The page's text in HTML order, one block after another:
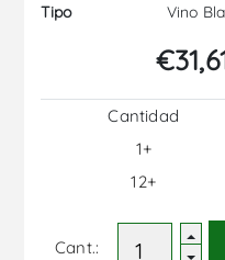
Tipo
Vino
Cantidad
1+
12+
Cant.: